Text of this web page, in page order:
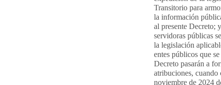
Transitorio para
la información
al presente Decreto;
servidoras públicas
la legislación
entes públicos que
Decreto pasarán a
atribuciones, cuando
noviembre de 2024